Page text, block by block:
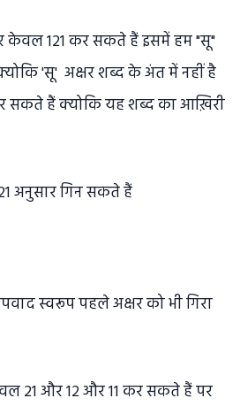
केवल 121 कर सकते हैं इसमें हम "सू"
'सू' अक्षर शब्द के अंत में नहीं है
सकते हैं क्योकि यह शब्द का आख़िरी
अनुसार गिन सकते हैं
स्वरूप पहले अक्षर को भी गिरा
21 और 12 और 11 कर सकते हैं पर